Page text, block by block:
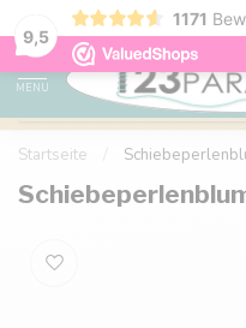
9,5
1171
Kostenlose Lieferung nach
MENU
Startseite